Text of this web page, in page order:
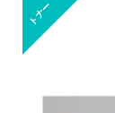
トナー